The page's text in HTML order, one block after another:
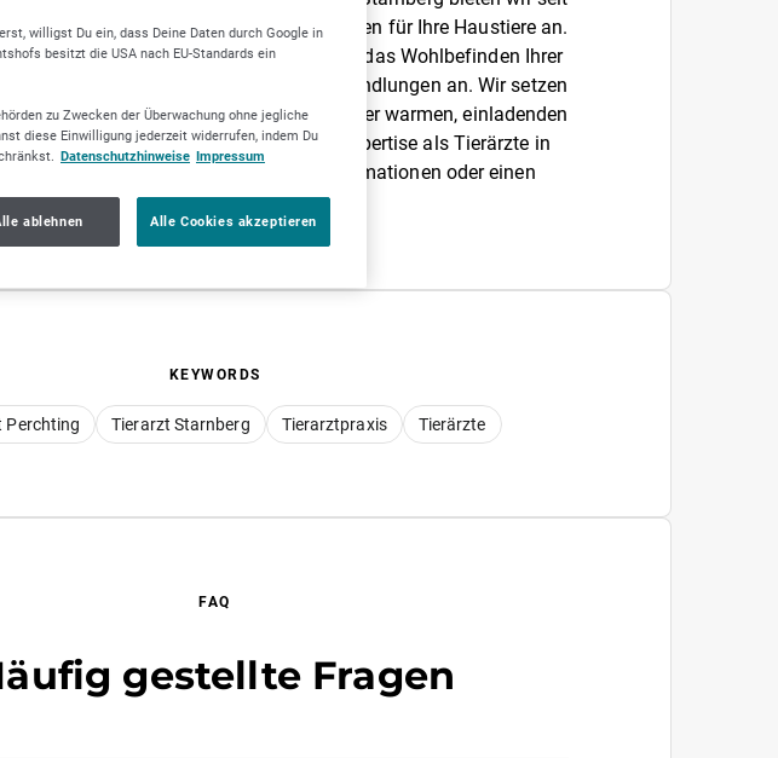
veterinärmedizinische Leistungen für Ihre Haustiere an.
Team von Tierärzten kümmert sich um das Wohlbefinden Ihrer
sowohl Präventions- als auch Notfallbehandlungen an. Wir setzen
und persönliche Betreuung in einer warmen, einladenden
Sie auf unsere Erfahrung und Expertise als Tierärzte in
Sie uns gerne für weitere Informationen oder einen
Termin.
KEYWORDS
Perchting Tierarzt Starnberg Tierarztpraxis Tierärzte
FAQ
gestellte Fragen
willigst Du ein, dass Deine Daten durch Google in
besitzt die USA nach EU-Standards ein
zu Zwecken der Überwachung ohne jegliche
diese Einwilligung jederzeit widerrufen, indem Du
Datenschutzhinweise Impressum
ablehnen Alle Cookies akzeptieren